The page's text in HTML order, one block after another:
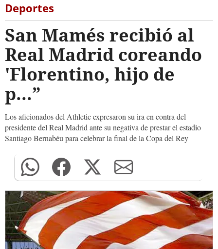
Deportes
San Mamés recibió al
Real Madrid coreando
'Florentino, hijo de
p...”
Los aficionados del Athletic expresaron su ira en contra del
presidente del Real Madrid ante su negativa de prestar el estadio
Santiago Bernabéu para celebrar la final de la Copa del Rey